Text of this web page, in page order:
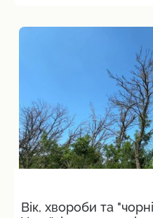
Вік, хвороби та